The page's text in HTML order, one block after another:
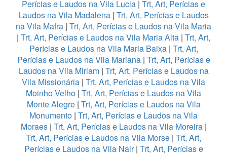
Perícias e Laudos na Vila Lucia | Trt, Art, Perícias e
Laudos na Vila Madalena | Trt, Art, Perícias e Laudos
na Vila Mafra | Trt, Art, Perícias e Laudos na Vila Maria
| Trt, Art, Perícias e Laudos na Vila Maria Alta | Trt, Art,
Perícias e Laudos na Vila Maria Baixa| Trt, Art,
Perícias e Laudos na Vila Mariana| Trt, Art, Perícias e
Laudos na Vila Miriam| Trt, Art, Perícias e Laudos na
Vila Missionária | Trt, Art, Perícias e Laudos na Vila
Moinho Velho | Trt, Art, Perícias e Laudos na Vila
Monte Alegre| Trt, Art, Perícias e Laudos na Vila
Monumento | Trt, Art, Perícias e Laudos na Vila
Moraes| Trt, Art, Perícias e Laudos na Vila Moreira|
Trt, Art, Perícias e Laudos na Vila Morse | Trt, Art,
Perícias e Laudos na Vila Nair| Trt, Art, Perícias e